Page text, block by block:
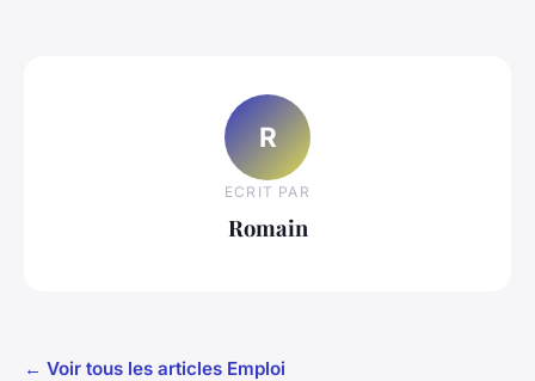
R
ECRIT PAR
Romain
← Voir tous les articles Emploi